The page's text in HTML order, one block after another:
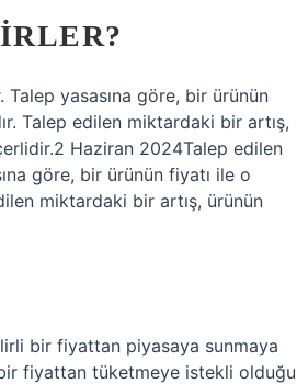
yasasına göre, bir ürünün
Talep edilen miktardaki bir artış,
Haziran 2024Talep edilen
göre, bir ürünün fiyatı ile o
miktardaki bir artış, ürünün
bir fiyattan piyasaya sunmaya
fiyattan tüketmeye istekli olduğu